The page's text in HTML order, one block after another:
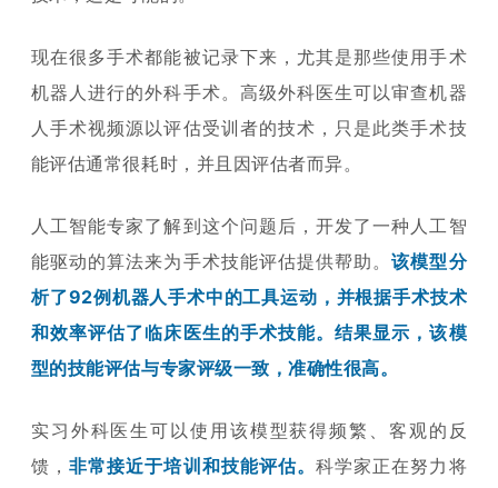
现在很多手术都能被记录下来，尤其是那些使用手术
机器人进行的外科手术。高级外科医生可以审查机器
人手术视频源以评估受训者的技术，只是此类手术技
能评估通常很耗时，并且因评估者而异。
人工智能专家了解到这个问题后，开发了一种人工智
能驱动的算法来为手术技能评估提供帮助。该模型分
析了92例机器人手术中的工具运动，并根据手术技术
和效率评估了临床医生的手术技能。结果显示，该模
型的技能评估与专家评级一致，准确性很高。
实习外科医生可以使用该模型获得频繁、客观的反
馈，非常接近于培训和技能评估。科学家正在努力将